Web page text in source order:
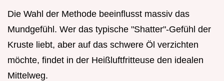
Die Wahl der Methode beeinflusst massiv das
Mundgefühl. Wer das typische "Shatter"-Gefühl der
Kruste liebt, aber auf das schwere Öl verzichten
möchte, findet in der Heißluftfritteuse den idealen
Mittelweg.